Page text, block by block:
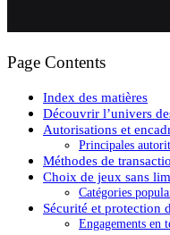
Page Contents
Index des matières
Découvrir l’univers
Autorisations et
Principales
Méthodes de
Choix de jeux sans
Catégories
Sécurité et protection
Engagements en